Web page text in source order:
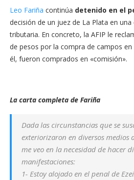
Leo Fariña continúa detenido en el
decisión de un juez de La Plata en
tributaria. En concreto, la AFIP le
de pesos por la compra de campos
él, fueron comprados en «comisión».
La carta completa de Fariña
Dada las circunstancias que se
exteriorizaron en diversos medios
me veo en la necesidad de hacer
manifestaciones:
1- Estoy alojado en el penal de